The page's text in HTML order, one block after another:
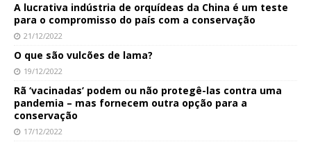
A lucrativa indústria de orquídeas da China é um teste
para o compromisso do país com a conservação
21/12/2022
O que são vulcões de lama?
19/12/2022
Rã ‘vacinadas’ podem ou não protegê-las contra uma
pandemia – mas fornecem outra opção para a
conservação
17/12/2022